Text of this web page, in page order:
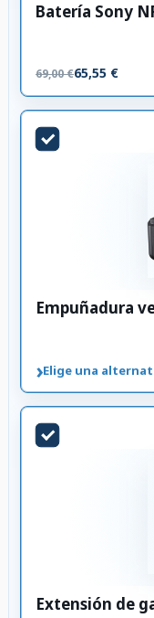
Batería Sony
69,00 €65,55 €
Empuñadura
›Elige una
Extensión de